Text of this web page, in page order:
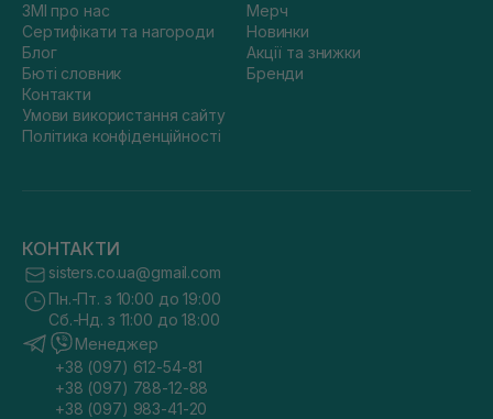
ЗМІ про нас
Сертифікати та нагороди
Блог
Бюті словник
Контакти
Умови використання сайту
Політика конфіденційності
Мерч
Новинки
Акції та знижки
Бренди
КОНТАКТИ
sisters.co.ua@gmail.com
Пн.-Пт. з 10:00 до 19:00
Сб.-Нд. з 11:00 до 18:00
Менеджер
+38 (097) 612-54-81
+38 (097) 788-12-88
+38 (097) 983-41-20